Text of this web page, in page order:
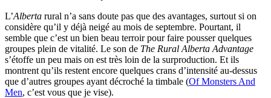
L’Alberta rural n’a sans doute pas que des avantages, surtout si on
considère qu’il y déjà neigé au mois de septembre. Pourtant, il
semble que c’est un bien beau terroir pour faire pousser quelques
groupes plein de vitalité. Le son de The Rural Alberta Advantage
s’étoffe un peu mais on est très loin de la surproduction. Et ils
montrent qu’ils restent encore quelques crans d’intensité au-dessus
que d’autres groupes ayant décroché la timbale (Of Monsters And
Men, c’est vous que je vise).